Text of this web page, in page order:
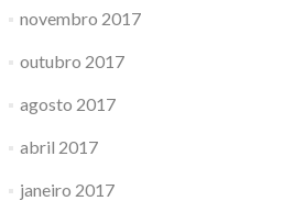
novembro 2017
outubro 2017
agosto 2017
abril 2017
janeiro 2017